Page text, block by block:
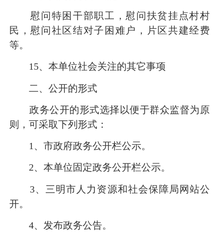
慰问特困干部职工，慰问扶贫挂点村村
民，慰问社区结对子困难户，片区共建经费
等。
15、本单位社会关注的其它事项
二、公开的形式
政务公开的形式选择以便于群众监督为原
则，可采取下列形式：
1 、市政府政务公开栏公示。
2、本单位固定政务公开栏公示。
3、三明市人力资源和社会保障局网站公
开。
4、发布政务公告。